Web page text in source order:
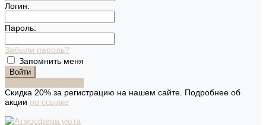
Логин:
Пароль:
Забыли пароль?
Запомнить меня
Скидка 20% за регистрацию на нашем сайте. Подробнее об
акции по ссылке